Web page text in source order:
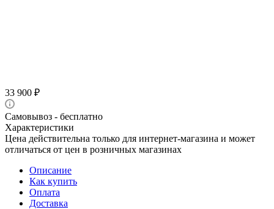
33 900 ₽
Самовывоз - бесплатно
Характеристики
Цена действительна только для интернет-магазина и может
отличаться от цен в розничных магазинах
Описание
Как купить
Оплата
Доставка